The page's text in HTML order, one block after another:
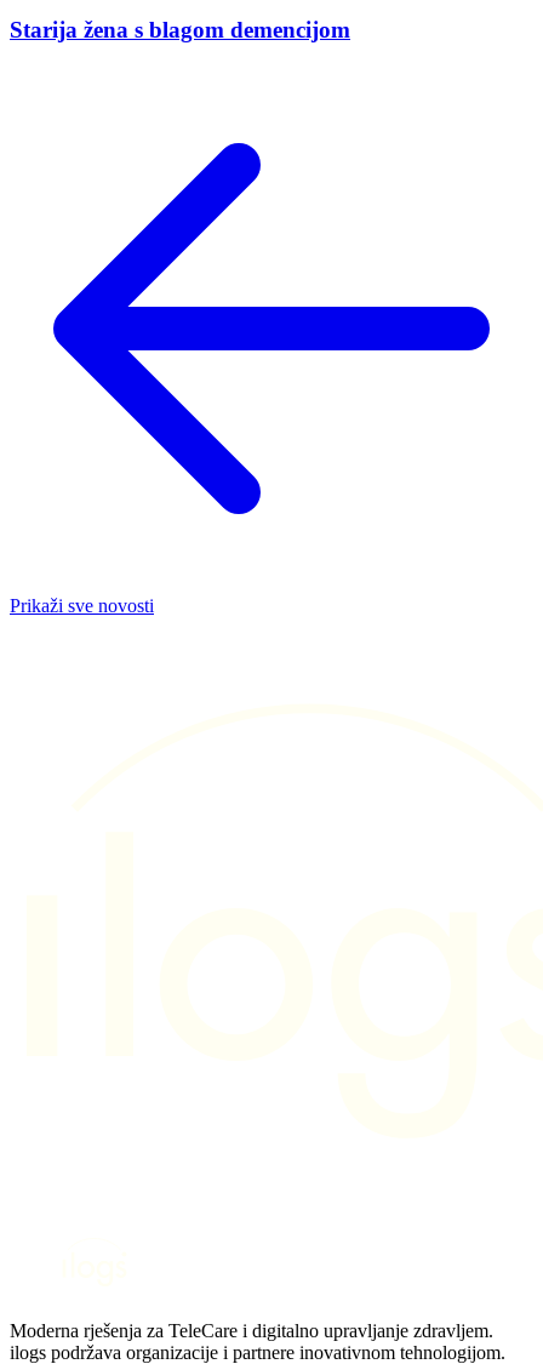
Starija žena s blagom demencijom
Prikaži sve novosti
Moderna rješenja za TeleCare i digitalno upravljanje zdravljem.
ilogs podržava organizacije i partnere inovativnom tehnologijom.